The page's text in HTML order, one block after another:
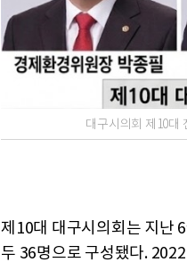
대구시의회 제10대
제10대 대구시의회는 지난
두 36명으로 구성됐다.